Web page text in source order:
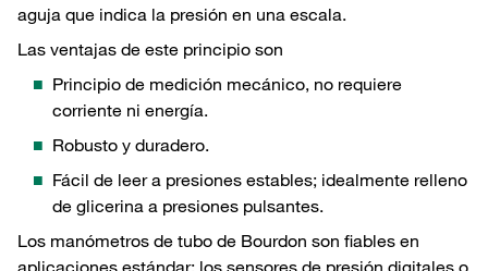
aguja que indica la presión en una escala.
Las ventajas de este principio son
Principio de medición mecánico, no requiere
corriente ni energía.
Robusto y duradero.
Fácil de leer a presiones estables; idealmente relleno
de glicerina a presiones pulsantes.
Los manómetros de tubo de Bourdon son fiables en
aplicaciones estándar; los sensores de presión digitales o